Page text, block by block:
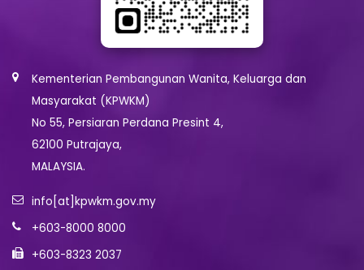
Kementerian Pembangunan Wanita, Keluarga dan
Masyarakat (KPWKM)
No 55, Persiaran Perdana Presint 4,
62100 Putrajaya,
MALAYSIA.
info[at]kpwkm.gov.my
+603-8000 8000
+603-8323 2037